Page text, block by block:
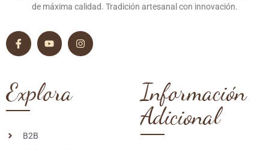
de máxima calidad. Tradición artesanal con innovación.
Explora
B2B
Información
Adicional